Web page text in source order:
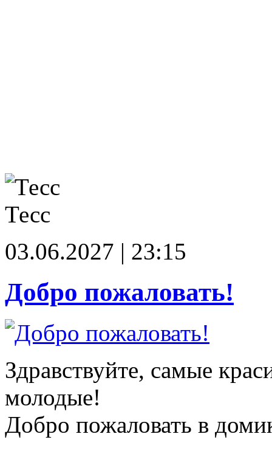
Тесс
03.06.2027 | 23:15
Добро пожаловать!
Здравствуйте, самые
молодые!
Добро пожаловать в